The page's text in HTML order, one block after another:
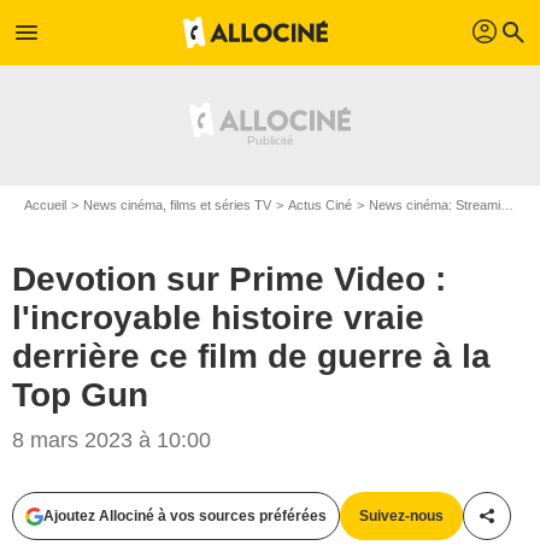
menu profil search
Accueil News cinéma, films et séries TV Actus Ciné News cinéma: Streaming
Devotion sur Prime Video :
l'incroyable histoire vraie
derrière ce film de guerre à la
Top Gun
8 mars 2023 à 10:00
Ajoutez Allociné à vos sources préférées Suivez-nous